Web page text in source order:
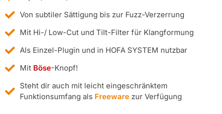
Von subtiler Sättigung bis zur Fuzz-Verzerrung
Mit Hi-/ Low-Cut und Tilt-Filter für Klangformung
Als Einzel-Plugin und in HOFA SYSTEM nutzbar
Mit Böse-Knopf!
Steht dir auch mit leicht eingeschränktem
Funktionsumfang als Freeware zur Verfügung